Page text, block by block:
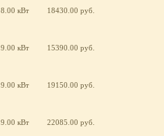
8.00 кВт 18430.00 руб.
9.00 кВт 15390.00 руб.
9.00 кВт 19150.00 руб.
9.00 кВт 22085.00 руб.